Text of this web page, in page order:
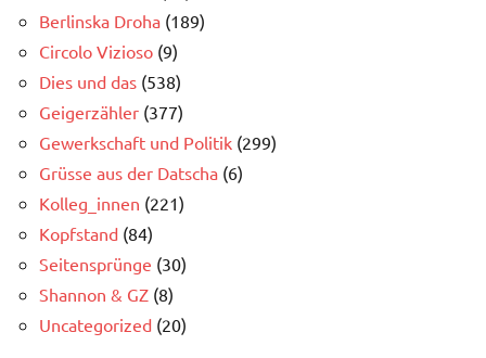
Berlinska Droha (189)
Circolo Vizioso (9)
Dies und das (538)
Geigerzähler (377)
Gewerkschaft und Politik (299)
Grüsse aus der Datscha (6)
Kolleg_innen (221)
Kopfstand (84)
Seitensprünge (30)
Shannon & GZ (8)
Uncategorized (20)